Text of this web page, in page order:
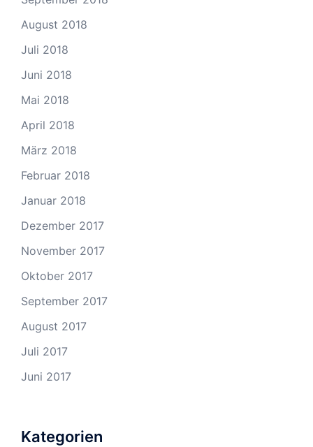
August 2018
Juli 2018
Juni 2018
Mai 2018
April 2018
März 2018
Februar 2018
Januar 2018
Dezember 2017
November 2017
Oktober 2017
September 2017
August 2017
Juli 2017
Juni 2017
Kategorien